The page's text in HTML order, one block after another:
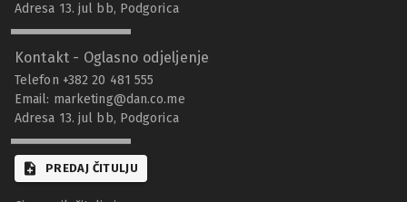
Adresa 13. jul bb, Podgorica
Kontakt - Oglasno odjeljenje
Telefon +382 20 481 555
Email: marketing@dan.co.me
Adresa 13. jul bb, Podgorica
PREDAJ ČITULJU